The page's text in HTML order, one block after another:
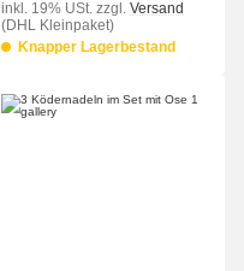
inkl. 19% USt. zzgl. Versand
(DHL Kleinpaket)
Knapper Lagerbestand